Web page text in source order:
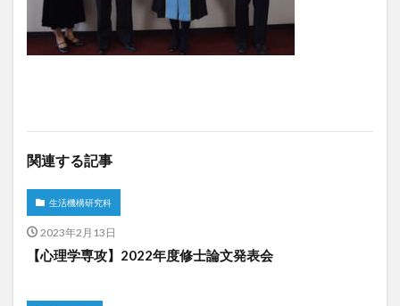
関連する記事
生活機構研究科
2023年2月13日
【心理学専攻】2022年度修士論文発表会